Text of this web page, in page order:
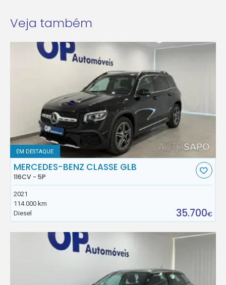
Veja também
EM DESTAQUE
MERCEDES-BENZ CLASSE GLB
116CV - 5P
2021
114.000 km
Diesel
35.700€